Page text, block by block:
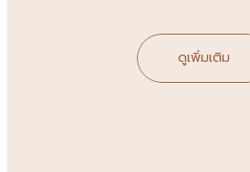
ดูเพิ่มเติม